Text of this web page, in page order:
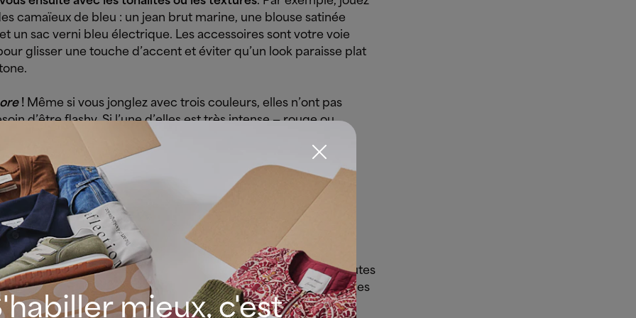
camaïeux de bleu : un jean brut marine, une blouse satinée
un sac verni bleu électrique. Les accessoires sont votre voie
glisser une touche d’accent et éviter qu’un look paraisse plat
! Même si vous jonglez avec trois couleurs, elles n’ont pas
d’être flashy. Si l’une d’elles est très intense — rouge ou
exemple — tempérez-la avec des tons plus neutres.
appliquer la règle des 3 couleurs à votre dressing
la théorie à la pratique ! Voici l’inspiration qu’il vous faut pour
de couleursen toute situation, à n’importe quel
l’année. La règle des 3 couleurs vous permet de jouer avec toutes
sans jamais surcharger le look. Alors, prêtes ? Créons des tenues
bourrées de style !mieux, c'est